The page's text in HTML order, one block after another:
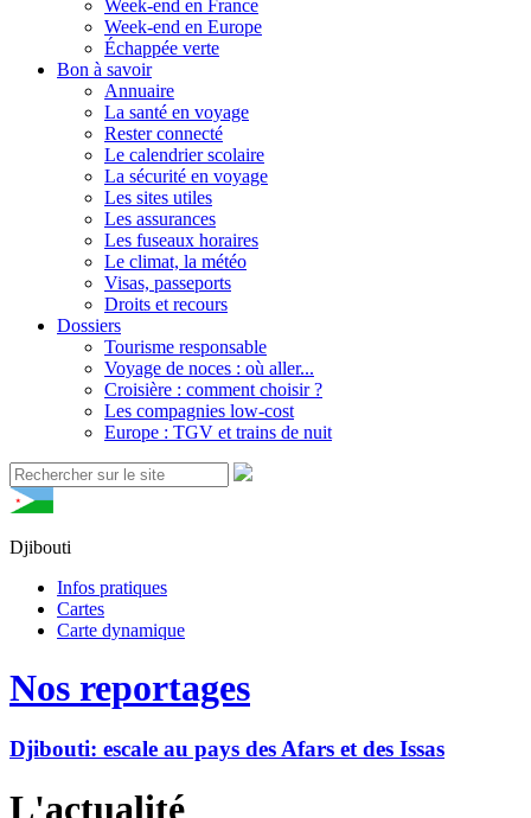
Week-end en France
Week-end en Europe
Échappée verte
Bon à savoir
Annuaire
La santé en voyage
Rester connecté
Le calendrier scolaire
La sécurité en voyage
Les sites utiles
Les assurances
Les fuseaux horaires
Le climat, la météo
Visas, passeports
Droits et recours
Dossiers
Tourisme responsable
Voyage de noces : où aller...
Croisière : comment choisir ?
Les compagnies low-cost
Europe : TGV et trains de nuit
Djibouti
Infos pratiques
Cartes
Carte dynamique
Nos reportages
Djibouti: escale au pays des Afars et des Issas
L'actualité